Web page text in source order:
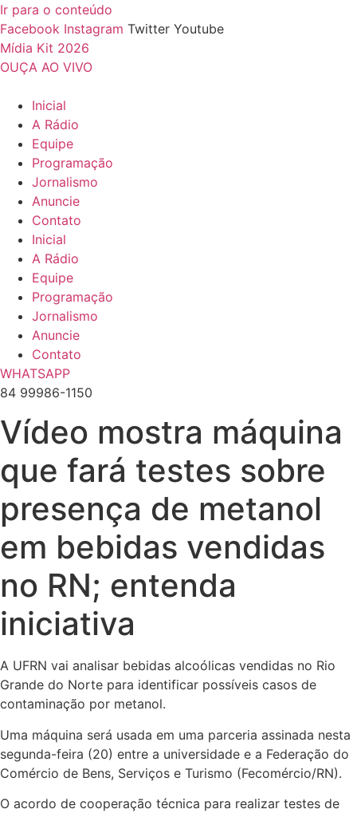
Ir para o conteúdo
Facebook Instagram Twitter Youtube
Mídia Kit 2026
OUÇA AO VIVO
Inicial
A Rádio
Equipe
Programação
Jornalismo
Anuncie
Contato
Inicial
A Rádio
Equipe
Programação
Jornalismo
Anuncie
Contato
WHATSAPP
84 99986-1150
Vídeo mostra máquina
que fará testes sobre
presença de metanol
em bebidas vendidas
no RN; entenda
iniciativa
A UFRN vai analisar bebidas alcoólicas vendidas no Rio
Grande do Norte para identificar possíveis casos de
contaminação por metanol.
Uma máquina será usada em uma parceria assinada nesta
segunda-feira (20) entre a universidade e a Federação do
Comércio de Bens, Serviços e Turismo (Fecomércio/RN).
O acordo de cooperação técnica para realizar testes de